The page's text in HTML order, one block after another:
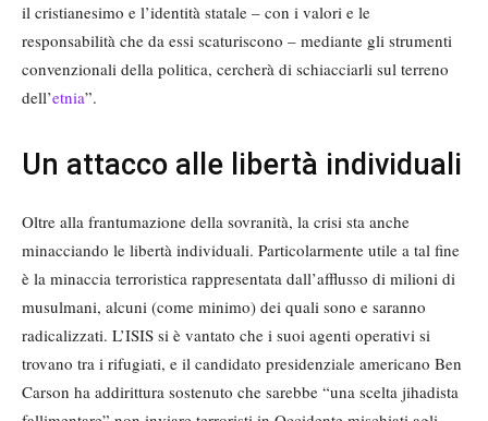
il cristianesimo e l’identità statale – con i valori e le
responsabilità che da essi scaturiscono – mediante gli strumenti
convenzionali della politica, cercherà di schiacciarli sul terreno
dell’etnia”.
Un attacco alle libertà individuali
Oltre alla frantumazione della sovranità, la crisi sta anche
minacciando le libertà individuali. Particolarmente utile a tal fine
è la minaccia terroristica rappresentata dall’afflusso di milioni di
musulmani, alcuni (come minimo) dei quali sono e saranno
radicalizzati. L’ISIS si è vantato che i suoi agenti operativi si
trovano tra i rifugiati, e il candidato presidenziale americano Ben
Carson ha addirittura sostenuto che sarebbe “una scelta jihadista